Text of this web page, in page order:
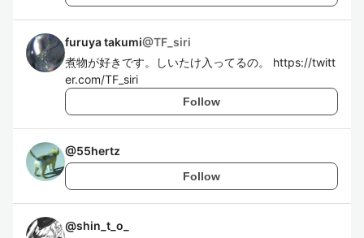
furuya takumi@TF_siri
煮物が好きです。しいたけ入ってるの。 https://twitt
er.com/TF_siri
Follow
@55hertz
Follow
@shin_t_o_